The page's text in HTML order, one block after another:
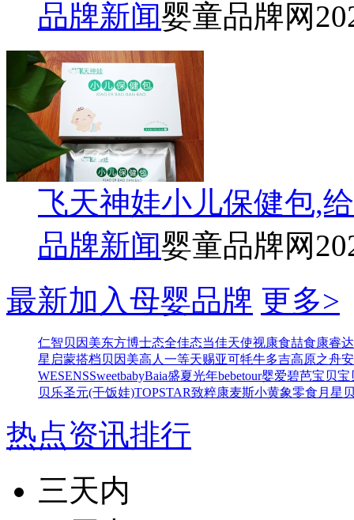
品牌新闻婴童品牌网
飞天神娃小儿保健包,
品牌新闻婴童品牌网
最新加入母婴品牌 更多>
仁智贝因美东方博士态全佳态当佳天使视康食喆食康睿达
星 启蒙搭档贝因美高人一等天赐亚可牦牛多吉高原之舟
WESENSSweetbabyBaia盛夏光年bebetour婴爱碧芭宝贝宝
贝乐圣元(干饭娃)TOPSTAR致粹康麦斯小黄象零食 月星
热点资讯排行
三天内